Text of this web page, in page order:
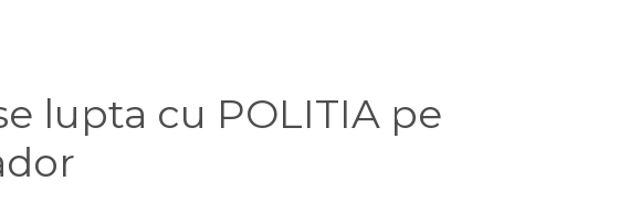
lupta cu POLITIA pe